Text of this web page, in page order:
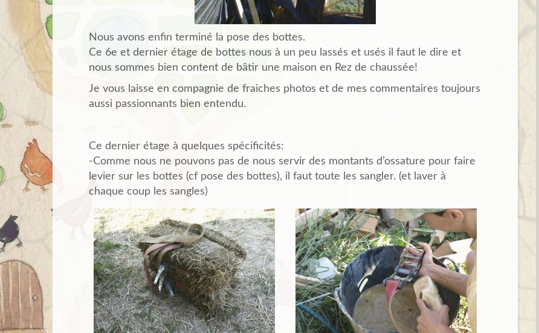
Nous avons enfin terminé la pose des bottes.
Ce 6e et dernier étage de bottes nous à un peu lassés et usés il faut le dire et
nous sommes bien content de bâtir une maison en Rez de chaussée!
Je vous laisse en compagnie de fraiches photos et de mes commentaires toujours
aussi passionnants bien entendu.
Ce dernier étage à quelques spécificités:
-Comme nous ne pouvons pas de nous servir des montants d’ossature pour faire
levier sur les bottes (cf pose des bottes), il faut toute les sangler. (et laver à
chaque coup les sangles)